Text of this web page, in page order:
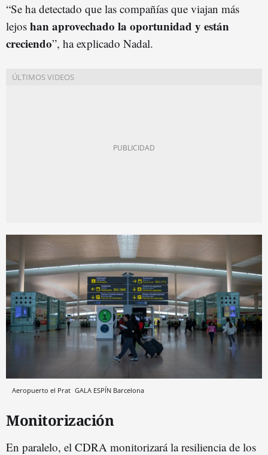
“Se ha detectado que las compañías que viajan más
lejos han aprovechado la oportunidad y están
creciendo”, ha explicado Nadal.
Aeropuerto el Prat GALA ESPÍN Barcelona
Monitorización
En paralelo, el CDRA monitorizará la resiliencia de los